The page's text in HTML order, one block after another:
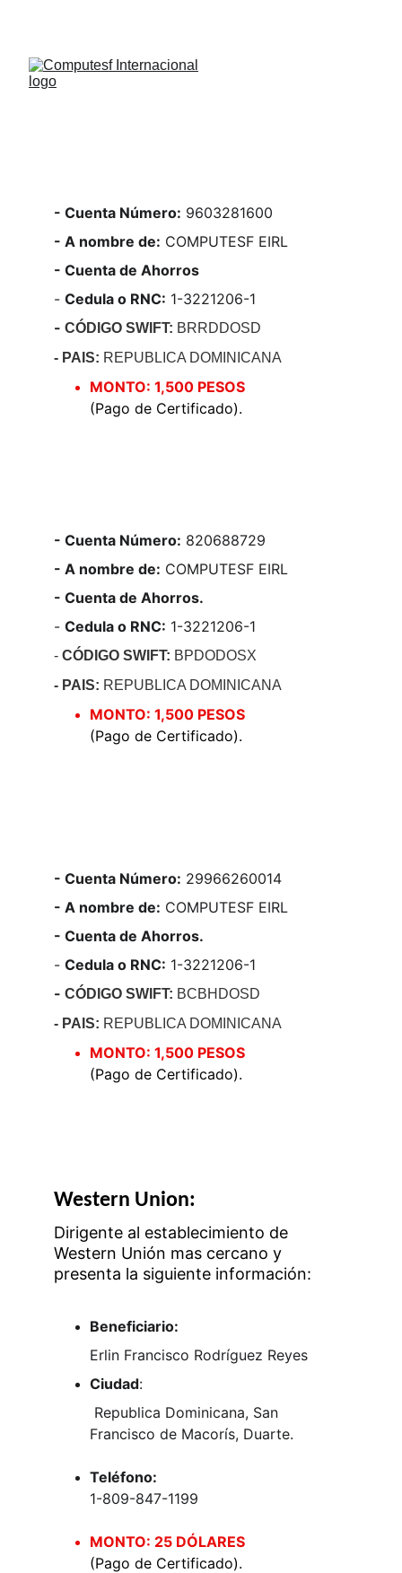
- Cuenta Número: 9603281600
- A nombre de: COMPUTESF EIRL
- Cuenta de Ahorros
- Cedula o RNC: 1-3221206-1
- CÓDIGO SWIFT: BRRDDOSD
- PAIS: REPUBLICA DOMINICANA
MONTO: 1,500 PESOS
(Pago de Certificado).
- Cuenta Número: 820688729
- A nombre de: COMPUTESF EIRL
- Cuenta de Ahorros.
- Cedula o RNC: 1-3221206-1
- CÓDIGO SWIFT: BPDODOSX
- PAIS: REPUBLICA DOMINICANA
MONTO: 1,500 PESOS
(Pago de Certificado).
- Cuenta Número: 29966260014
- A nombre de: COMPUTESF EIRL
- Cuenta de Ahorros.
- Cedula o RNC: 1-3221206-1
- CÓDIGO SWIFT: BCBHDOSD
- PAIS: REPUBLICA DOMINICANA
MONTO: 1,500 PESOS
(Pago de Certificado).
Western Union:
Dirigente al establecimiento de
Western Unión mas cercano y
presenta la siguiente información:
Beneficiario:
Erlin Francisco Rodríguez Reyes
Ciudad:
Francisco de Macorís, Duarte.
Teléfono:
1-809-847-1199
MONTO: 25 DÓLARES
(Pago de Certificado).